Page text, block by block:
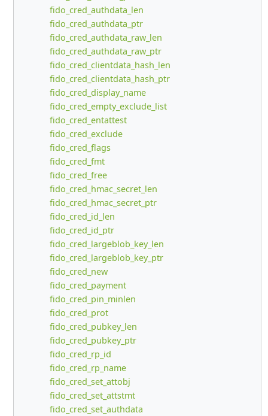
fido_cred_authdata_len
fido_cred_authdata_ptr
fido_cred_authdata_raw_len
fido_cred_authdata_raw_ptr
fido_cred_clientdata_hash_len
fido_cred_clientdata_hash_ptr
fido_cred_display_name
fido_cred_empty_exclude_list
fido_cred_entattest
fido_cred_exclude
fido_cred_flags
fido_cred_fmt
fido_cred_free
fido_cred_hmac_secret_len
fido_cred_hmac_secret_ptr
fido_cred_id_len
fido_cred_id_ptr
fido_cred_largeblob_key_len
fido_cred_largeblob_key_ptr
fido_cred_new
fido_cred_payment
fido_cred_pin_minlen
fido_cred_prot
fido_cred_pubkey_len
fido_cred_pubkey_ptr
fido_cred_rp_id
fido_cred_rp_name
fido_cred_set_attobj
fido_cred_set_attstmt
fido_cred_set_authdata